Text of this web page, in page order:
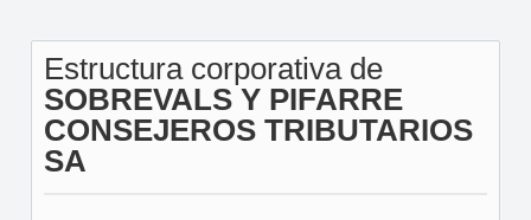
Estructura corporativa de
SOBREVALS Y PIFARRE
CONSEJEROS TRIBUTARIOS
SA